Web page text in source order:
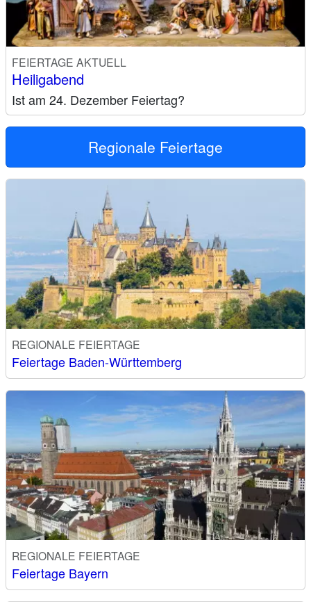
FEIERTAGE AKTUELL
Heiligabend
Ist am 24. Dezember Feiertag?
Regionale Feiertage
REGIONALE FEIERTAGE
Feiertage Baden-Württemberg
REGIONALE FEIERTAGE
Feiertage Bayern